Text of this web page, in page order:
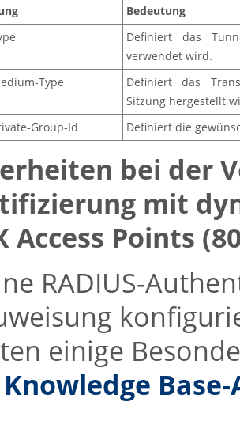
Bedeutung
Definiert das
verwendet wird.
Type
Definiert das
Sitzung hergestellt
Group-Id Definiert die
bei der
mit
Access Points
RADIUS-
einige